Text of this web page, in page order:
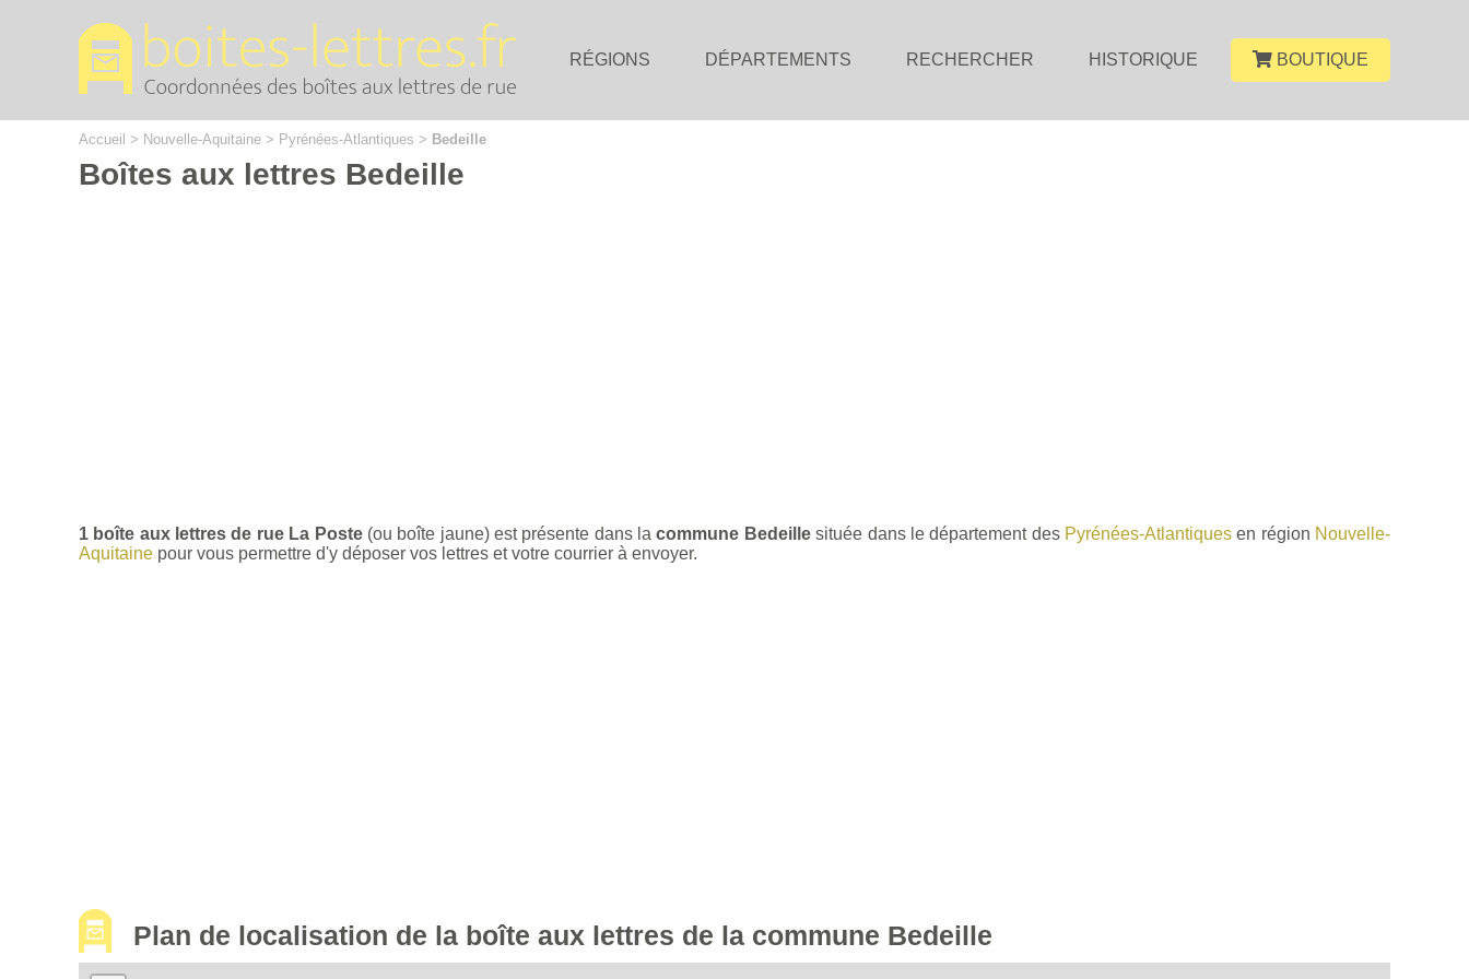
RÉGIONS DÉPARTEMENTS RECHERCHER HISTORIQUE BOUTIQUE
Accueil > Nouvelle-Aquitaine > Pyrénées-Atlantiques > Bedeille
Boîtes aux lettres Bedeille
1 boîte aux lettres de rue La Poste(ou boîte jaune) est présente dans lacommune Bedeillesituée dans le département des Pyrénées-Atlantiquesen région Nouvelle-
Aquitaine pour vous permettre d'y déposer vos lettres et votre courrier à envoyer.
Plan de localisation de la boîte aux lettres de la commune Bedeille